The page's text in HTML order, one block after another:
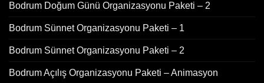
Bodrum Doğum Günü Organizasyonu Paketi – 2
Bodrum Sünnet Organizasyonu Paketi – 1
Bodrum Sünnet Organizasyonu Paketi – 2
Bodrum Açılış Organizasyonu Paketi – Animasyon